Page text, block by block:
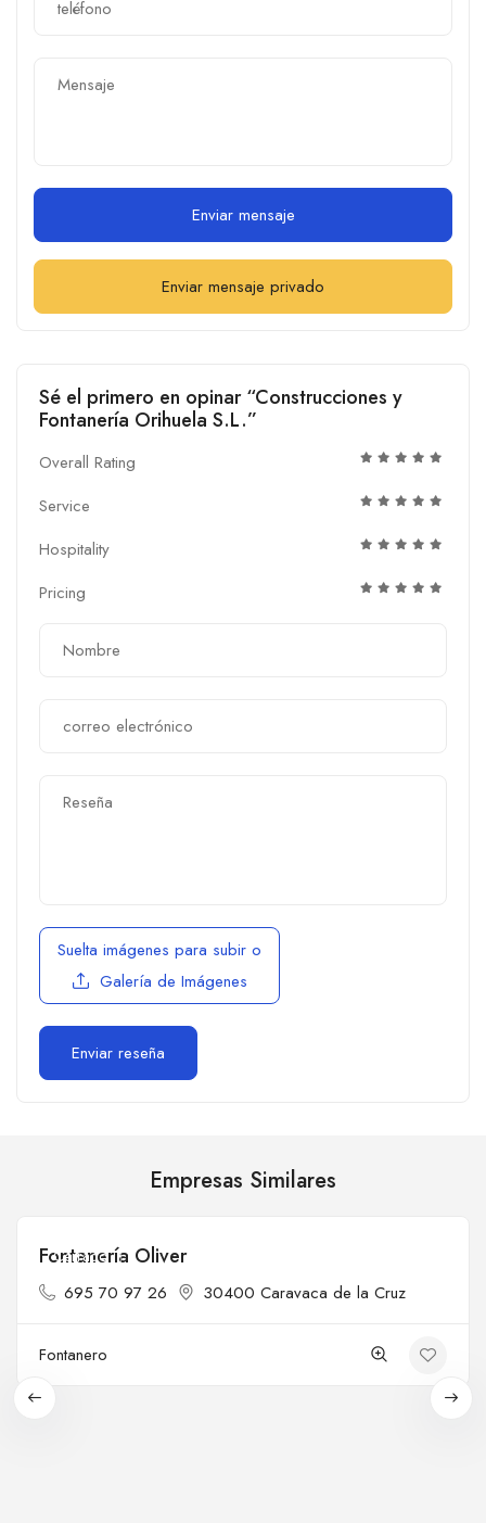
Enviar mensaje
Enviar mensaje privado
Sé el primero en opinar “Construcciones y
Fontanería Orihuela S.L.”
Overall Rating
Service
Hospitality
Pricing
Suelta imágenes para subir o
Galería de Imágenes
Empresas Similares
Cerrado
Fontanería Oliver
695 70 97 26 30400 Caravaca de la Cruz
Fontanero